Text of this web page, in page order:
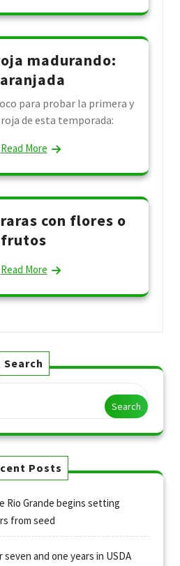
madurando:
para probar la primera y
de esta temporada:
Read More
con flores o
frutos
Read More
Search
Search
Posts
Rio Grande begins setting
from seed
and one years in USDA